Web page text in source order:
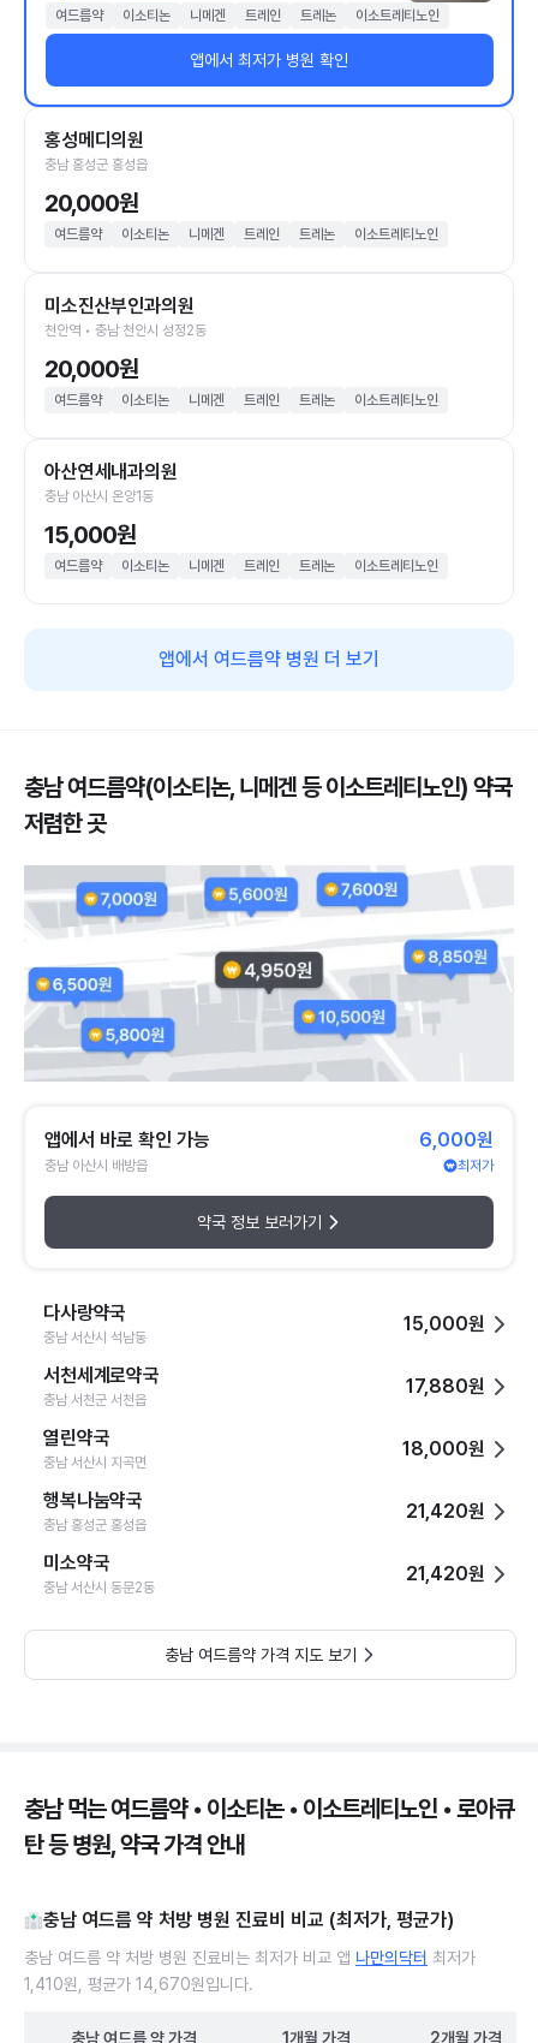
여드름약
이소티논 니메겐 트레인 트레논 이소트레티노인
앱에서 최저가 병원 확인
홍성메디의원
충남 홍성군 홍성읍
20,000원
여드름약 이소티논 니메겐 트레인 트레논 이소트레티노인
미소진산부인과의원
천안역 • 충남 천안시 성정2동
20,000원
여드름약 이소티논 니메겐 트레인 트레논 이소트레티노인
아산연세내과의원
충남 아산시 온양1동
15,000원
여드름약 이소티논 니메겐 트레인 트레논 이소트레티노인
앱에서 여드름약 병원 더 보기
충남 여드름약(이소티논, 니메겐 등 이소트레티노인) 약국
저렴한 곳
앱에서 바로 확인 가능
충남 아산시 배방읍
6,000원
최저가
약국 정보 보러가기
다사랑약국
충남 서산시 석남동
15,000원
서천세계로약국
충남 서천군 서천읍
17,880원
열린약국
충남 서산시 지곡면
18,000원
행복나눔약국
충남 홍성군 홍성읍
21,420원
미소약국
충남 서산시 동문2동
21,420원
충남 여드름약 가격 지도 보기
충남 먹는 여드름약 • 이소티논 • 이소트레티노인 • 로아큐
탄 등 병원, 약국 가격 안내
충남 여드름 약 처방 병원 진료비 비교 (최저가, 평균가)
충남 여드름 약 처방 병원 진료비는 최저가 비교 앱 나만의닥터 최저가
1,410원, 평균가 14,670원입니다.
충남 여드름 약가격 1개월 가격 2개월 가격